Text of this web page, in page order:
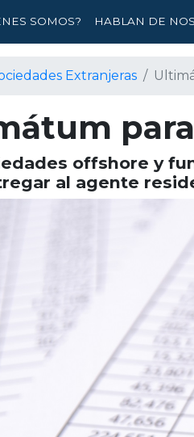
SOMOS? HABLAN DE
Extranjeras
offshore y
al agente